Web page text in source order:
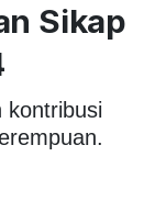
Sikap
kontribusi